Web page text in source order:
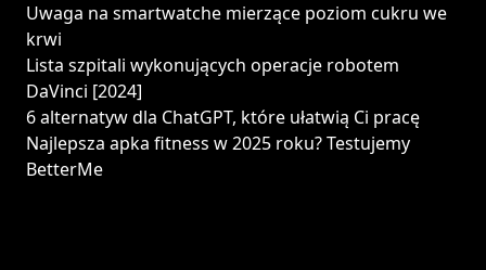
Uwaga na smartwatche mierzące poziom cukru we
krwi
Lista szpitali wykonujących operacje robotem
DaVinci [2024]
6 alternatyw dla ChatGPT, które ułatwią Ci pracę
Najlepsza apka fitness w 2025 roku? Testujemy
BetterMe